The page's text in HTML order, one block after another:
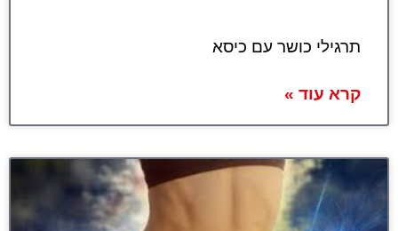
תרגילי כושר עם כיסא
קרא עוד »